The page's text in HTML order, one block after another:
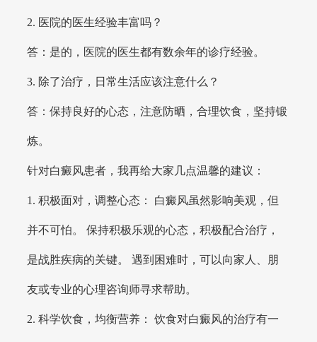
2. 医院的医生经验丰富吗？
答：是的，医院的医生都有数余年的诊疗经验。
3. 除了治疗，日常生活应该注意什么？
答：保持良好的心态，注意防晒，合理饮食，坚持锻
炼。
针对白癜风患者，我再给大家几点温馨的建议：
1. 积极面对，调整心态： 白癜风虽然影响美观，但
并不可怕。 保持积极乐观的心态，积极配合治疗，
是战胜疾病的关键。 遇到困难时，可以向家人、朋
友或专业的心理咨询师寻求帮助。
2. 科学饮食，均衡营养： 饮食对白癜风的治疗有一